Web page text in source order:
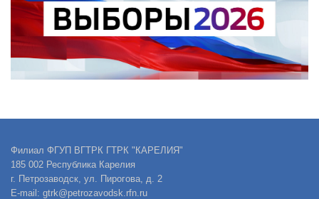
Филиал ФГУП ВГТРК ГТРК "КАРЕЛИЯ"
185 002 Республика Карелия
г. Петрозаводск, ул. Пирогова, д. 2
E-mail: gtrk@petrozavodsk.rfn.ru